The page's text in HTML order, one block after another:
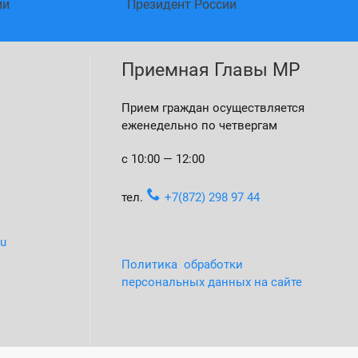
Президент России
Приемная Главы МР
Прием граждан осуществляется
еженедельно по четвергам
с 10:00 — 12:00
тел. +7(872) 298 97 44
Политика обработки
персональных данных на сайте